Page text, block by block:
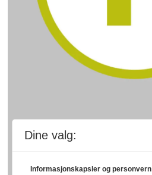
Dine valg:
Informasjonskapsler og personvern